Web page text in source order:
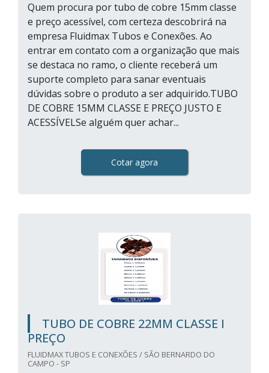
Quem procura por tubo de cobre 15mm classe
e preço acessível, com certeza descobrirá na
empresa Fluidmax Tubos e Conexões. Ao
entrar em contato com a organização que mais
se destaca no ramo, o cliente receberá um
suporte completo para sanar eventuais
dúvidas sobre o produto a ser adquirido.TUBO
DE COBRE 15MM CLASSE E PREÇO JUSTO E
ACESSÍVELSe alguém quer achar...
Cotar agora
TUBO DE COBRE 22MM CLASSE I
PREÇO
FLUIDMAX TUBOS E CONEXÕES / SÃO BERNARDO DO
CAMPO - SP